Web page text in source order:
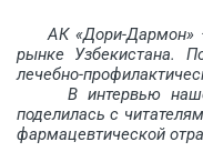
АК «Дори-Дармон»
рынке Узбекистана.
лечебно-
В интервью
поделилась с
фармацевтической